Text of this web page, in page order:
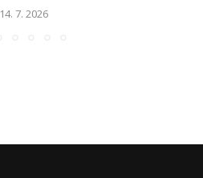
14. 7. 2026